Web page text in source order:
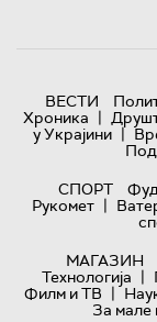
ВЕСТИ
Хроника |
у Украјини |
СПОРТ
Рукомет |
МАГАЗИН
Технологијa |
Филм и ТВ |
За мале